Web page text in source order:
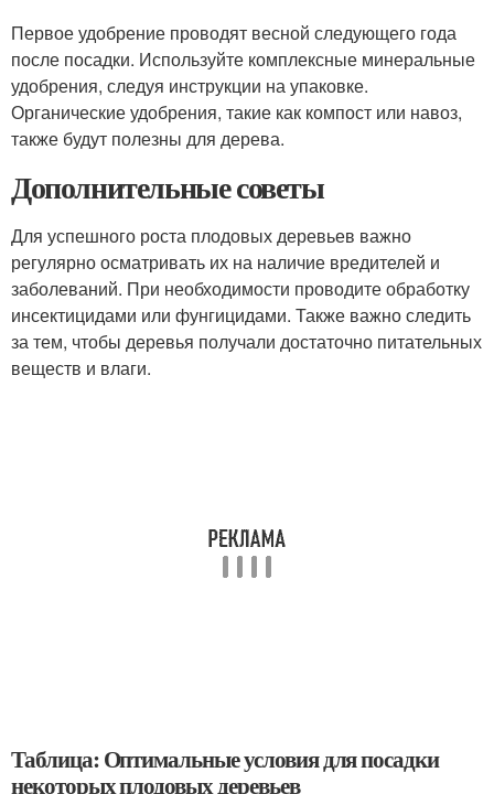
Первое удобрение проводят весной следующего года
после посадки. Используйте комплексные минеральные
удобрения, следуя инструкции на упаковке.
Органические удобрения, такие как компост или навоз,
также будут полезны для дерева.
Дополнительные советы
Для успешного роста плодовых деревьев важно
регулярно осматривать их на наличие вредителей и
заболеваний. При необходимости проводите обработку
инсектицидами или фунгицидами. Также важно следить
за тем, чтобы деревья получали достаточно питательных
веществ и влаги.
Таблица: Оптимальные условия для посадки
некоторых плодовых деревьев